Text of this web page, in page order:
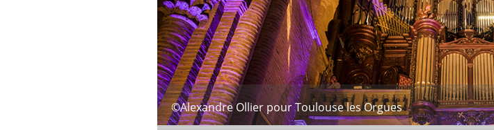
©Alexandre Ollier pour Toulouse les Orgues